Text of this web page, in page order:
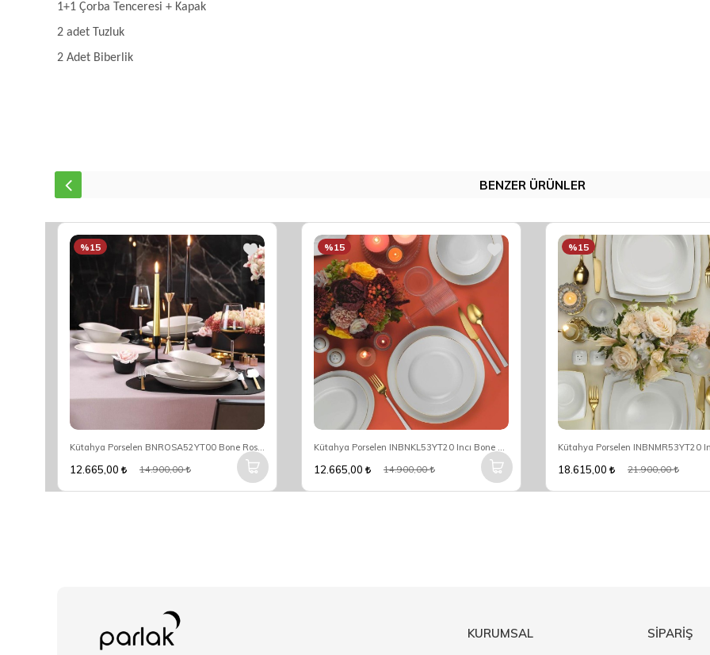
1+1 Çorba Tenceresi + Kapak
2 adet Tuzluk
2 Adet Biberlik
BENZER ÜRÜNLER
Kütahya Porselen BNROSA52YT00 Bone Rosa 52 Parça Yemek Takımı
%15
12.665,00 14.900,00
Kütahya Porselen INBNKL53YT20 Incı Bone Yuvarlak 12 Kişilik 53 Parça Yuvarlak Yemek Takımı
%15
12.665,00 14.900,00
%15
18.615,00 21.900,00
KURUMSAL SİPARİŞ